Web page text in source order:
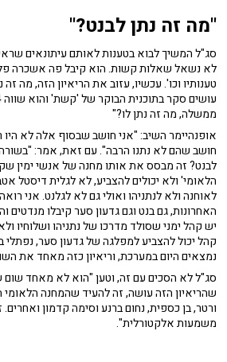
"מה זה נתן לבנט?"
סג"ל המשיך לבוא בטענות לאותם עיתונאים
לא נשאל שאלות קשות. הוא קיבל פה אשכרה
טענותיו וכו'. עכשיו, עזוב את הריאיון הזה, מה
ממשלה, מה זה נתן לו?"
אופנהיימר השיב: "אני חושב שבסוף אלה לא היו
חושב שהם לא נתנו הרבה". עם זאת, אמר:
לבנט? זה מבסס את אותו מחנה של אנשי ימין
הלאומי' ולא יכולים להצביע, לא לגלית דיסטל
לאוחנה ולא לנתניהו ואולי גם לא לגלנט. אני
האחרונות, גם בנט וגם גדעון סער קיבלו
יש קהל ימני שסולד מדרכו של נתניהו ושלוחיו
קהל יכול להצביע למפלגה של גדעון סער, נפתלי
נמצאים היום במערכת, וריאיון כזה מאחד את
סג"ל לא הסכים עם זה, וטען "הוא לא מאחד
שהריאיון הזה עושה, זה להעיד שהמחנה
ורטר, בן כספית, נחום ברנע וסימה קדמון
משמעות אלקטורלית".